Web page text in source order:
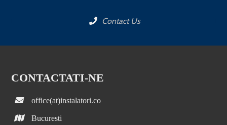
Contact Us
CONTACTATI-NE
office(at)instalatori.co
Bucuresti